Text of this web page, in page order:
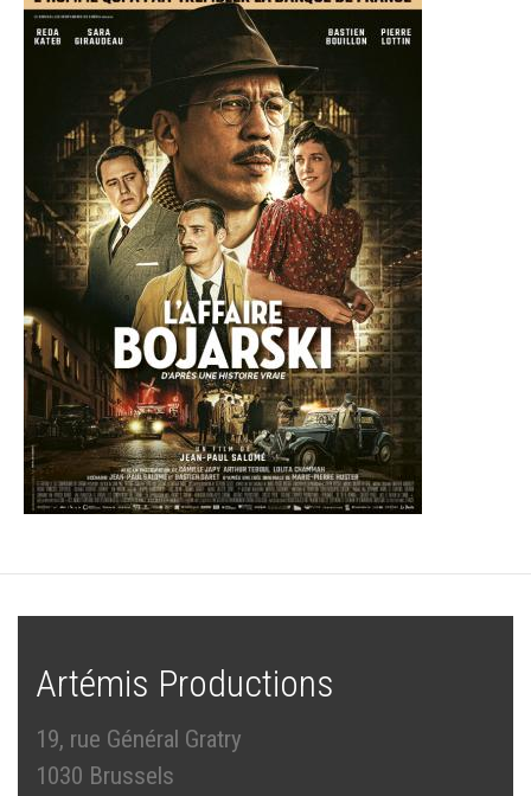
Artémis Productions
19, rue Général Gratry
1030 Brussels